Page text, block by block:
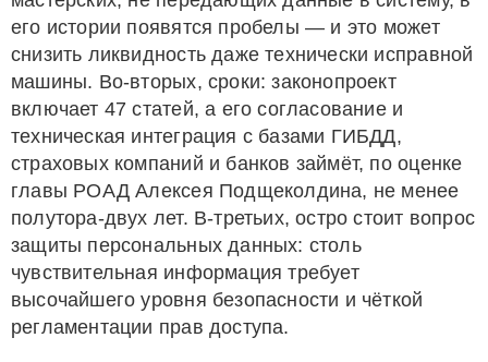
его истории появятся пробелы — и это может
снизить ликвидность даже технически исправной
машины. Во-вторых, сроки: законопроект
включает 47 статей, а его согласование и
техническая интеграция с базами ГИБДД,
страховых компаний и банков займёт, по оценке
главы РОАД Алексея Подщеколдина, не менее
полутора-двух лет. В-третьих, остро стоит вопрос
защиты персональных данных: столь
чувствительная информация требует
высочайшего уровня безопасности и чёткой
регламентации прав доступа.